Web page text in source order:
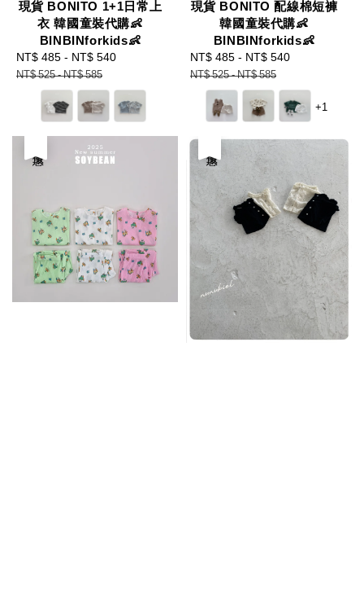
現貨 BONITO 1+1日常上
衣 韓國童裝代購👶
BINBINforkids👶
Sale
price
NT$ 485 - NT$ 540
NT$ 525-NT$ 585
現貨 BONITO 配線棉短褲
韓國童裝代購👶
BINBINforkids👶
Sale
price
NT$ 485 - NT$ 540
NT$ 525-NT$ 585
+1